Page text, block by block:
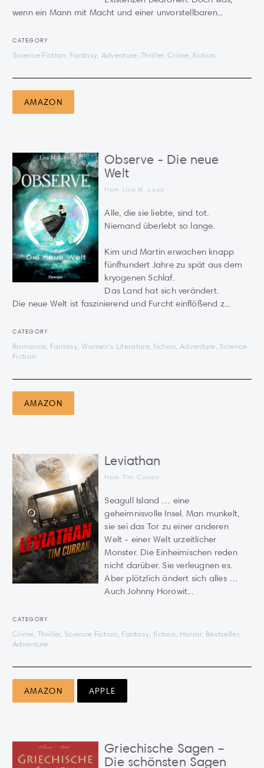
wenn ein Mann mit Macht und einer unvorstellbaren...
CATEGORY
Science Fiction, Fantasy, Adventure, Thriller, Crime, fiction
AMAZON
Observe - Die neue
Welt
from Lisa M. Louis
Alle, die sie liebte, sind tot.
Niemand überlebt so lange.
Kim und Martin erwachen knapp
fünfhundert Jahre zu spät aus dem
kryogenen Schlaf.
Das Land hat sich verändert.
Die neue Welt ist faszinierend und Furcht einflößend z...
CATEGORY
Romance, Fantasy, Women's Literature, fiction, Adventure, Science
Fiction
AMAZON
Leviathan
from Tim Curran
Seagull Island … eine
geheimnisvolle Insel. Man munkelt,
sie sei das Tor zu einer anderen
Welt - einer Welt urzeitlicher
Monster. Die Einheimischen reden
nicht darüber. Sie verleugnen es.
Aber plötzlich ändert sich alles …
Auch Johnny Horowit...
CATEGORY
Crime, Thriller, Science Fiction, Fantasy, fiction, Horror, Bestseller,
Adventure
AMAZON APPLE
Griechische Sagen –
Die schönsten Sagen